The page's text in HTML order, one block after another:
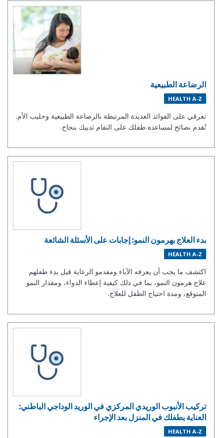
الرضاعة الطبيعية
HEALTH A-Z
تعرفي على الفوائد العديدة المرتبطة بالرضاعة الطبيعية وحليب الأم.
تُقدم نصائح لمساعدة طفلك على التقام ثدييك بنجاح.
بدء العلاج بهرمون النمو: إجابات على الأسئلة الشائعة
HEALTH A-Z
اكتشف ما يجب أن يعرفه الآباء ومقدمو الرعاية قبل بدء طفلهم
علاج هرمون النمو، بما في ذلك كيفية إعطاء الدواء، ومقدار النمو
المتوقع، ومدة احتياج الطفل للعلاج.
تركيب الأنبوب الوريدي المركزي في الوريد الوداجي الباطني:
العناية بطفلك في المنزل بعد الإجراء
HEALTH A-Z